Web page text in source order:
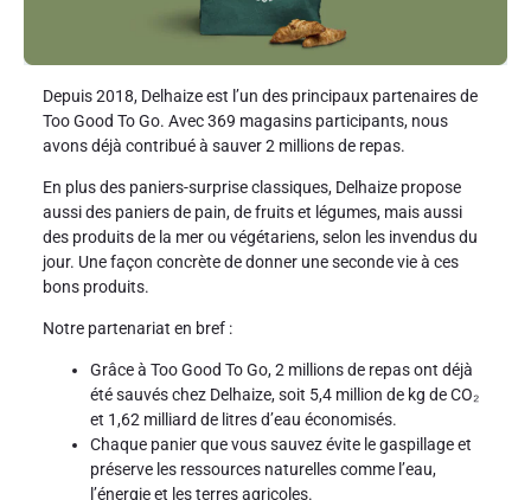
Depuis 2018, Delhaize est l’un des principaux partenaires de
Too Good To Go. Avec 369 magasins participants, nous
avons déjà contribué à sauver 2 millions de repas.
En plus des paniers-surprise classiques, Delhaize propose
aussi des paniers de pain, de fruits et légumes, mais aussi
des produits de la mer ou végétariens, selon les invendus du
jour. Une façon concrète de donner une seconde vie à ces
bons produits.
Notre partenariat en bref :
Grâce à Too Good To Go, 2 millions de repas ont déjà
été sauvés chez Delhaize, soit 5,4 million de kg de CO₂
et 1,62 milliard de litres d’eau économisés.
Chaque panier que vous sauvez évite le gaspillage et
préserve les ressources naturelles comme l’eau,
l’énergie et les terres agricoles.